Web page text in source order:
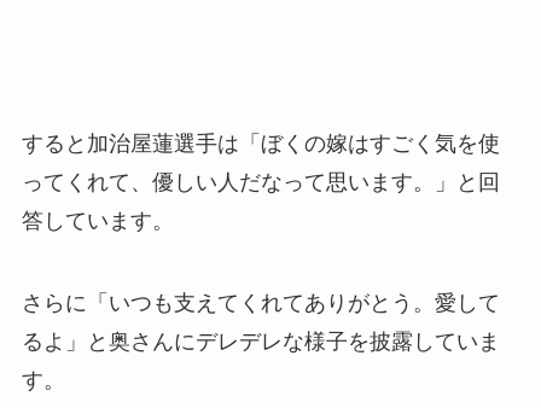
すると加治屋蓮選手は「ぼくの嫁はすごく気を使
ってくれて、優しい人だなって思います。」と回
答しています。
さらに「いつも支えてくれてありがとう。愛して
るよ」と奥さんにデレデレな様子を披露していま
す。